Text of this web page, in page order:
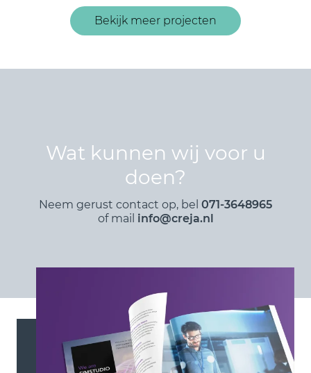
Bekijk meer projecten
Wat kunnen wij voor u
doen?
Neem gerust contact op, bel 071-3648965
of mail info@creja.nl